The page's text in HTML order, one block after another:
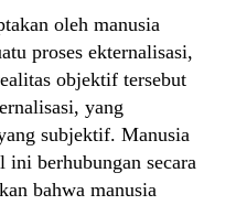
oleh manusia
proses ekternalisasi,
objektif tersebut
yang
subjektif. Manusia
ini berhubungan secara
bahwa manusia